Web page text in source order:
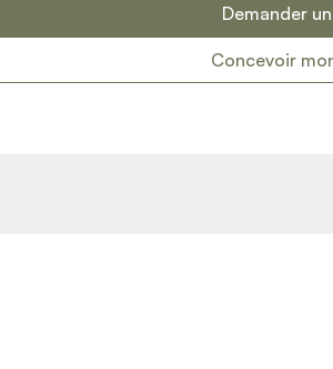
Demander
Concevoir